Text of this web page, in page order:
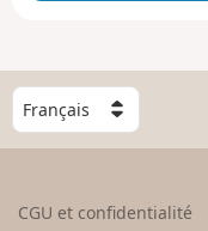
C
h
o
CGU et confidentialité